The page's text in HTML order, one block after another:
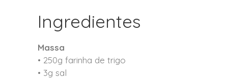
Ingredientes
Massa
• 250g farinha de trigo
• 3g sal